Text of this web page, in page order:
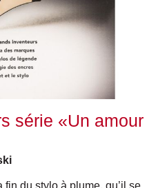
série «Un amour
du stylo à plume, qu’il se